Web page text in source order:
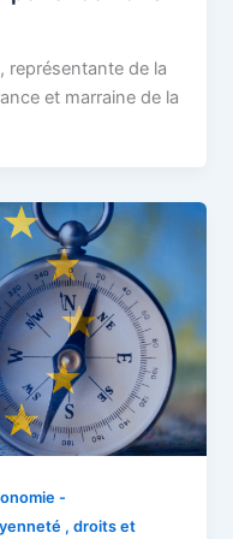
représentante de la
et marraine de la
-
, droits et